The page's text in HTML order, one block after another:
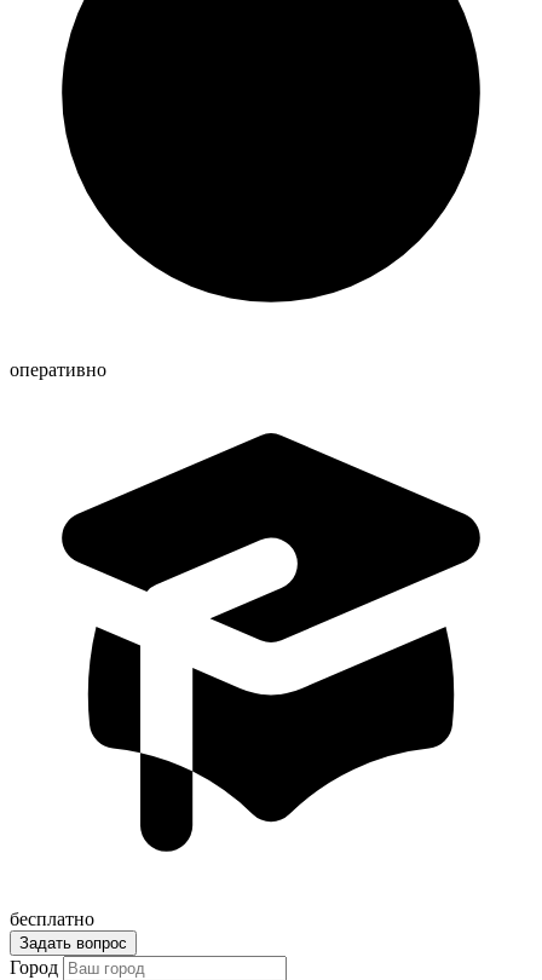
оперативно
бесплатно
Задать вопрос
Город